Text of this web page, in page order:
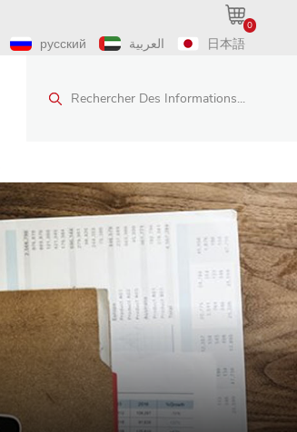
0
русский العربية 日本語
Rechercher Des Informations...